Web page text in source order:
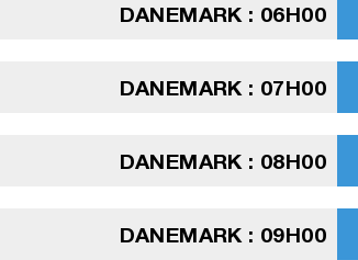
DANEMARK : 06H00
DANEMARK : 07H00
DANEMARK : 08H00
DANEMARK : 09H00